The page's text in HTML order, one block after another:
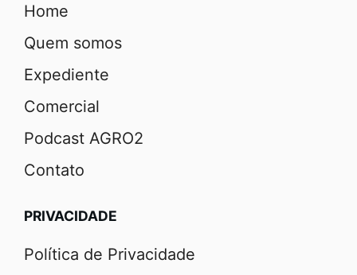
Home
Quem somos
Expediente
Comercial
Podcast AGRO2
Contato
PRIVACIDADE
Política de Privacidade